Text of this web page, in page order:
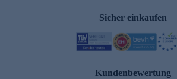
Sicher einkaufen
Kundenbewertung